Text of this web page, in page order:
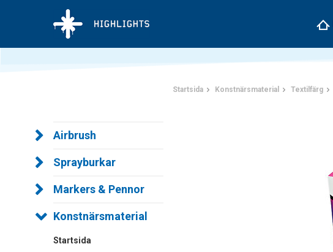
Airbrush
Sprayburkar
Markers & Pennor
Konstnärsmaterial
Startsida
Startsida Konstnärsmaterial Textilfärg